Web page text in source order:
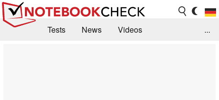
Tests News
Videos
...